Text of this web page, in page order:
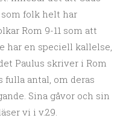
folk helt har
Rom 9-11 som att
har en speciell kallelse,
Paulus skriver i Rom
fulla antal, om deras
Sina gåvor och sin
vi i v.29.